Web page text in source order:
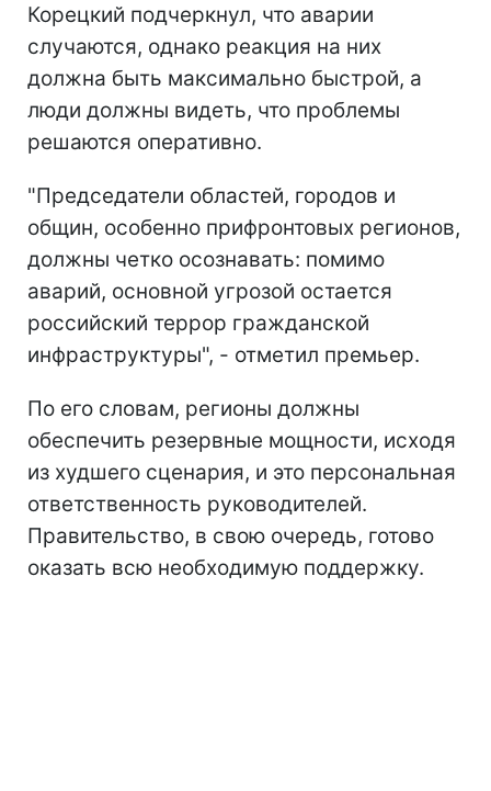
Корецкий подчеркнул, что аварии
случаются, однако реакция на них
должна быть максимально быстрой, а
люди должны видеть, что проблемы
решаются оперативно.
"Председатели областей, городов и
общин, особенно прифронтовых регионов,
должны четко осознавать: помимо
аварий, основной угрозой остается
российский террор гражданской
инфраструктуры", - отметил премьер.
По его словам, регионы должны
обеспечить резервные мощности, исходя
из худшего сценария, и это персональная
ответственность руководителей.
Правительство, в свою очередь, готово
оказать всю необходимую поддержку.